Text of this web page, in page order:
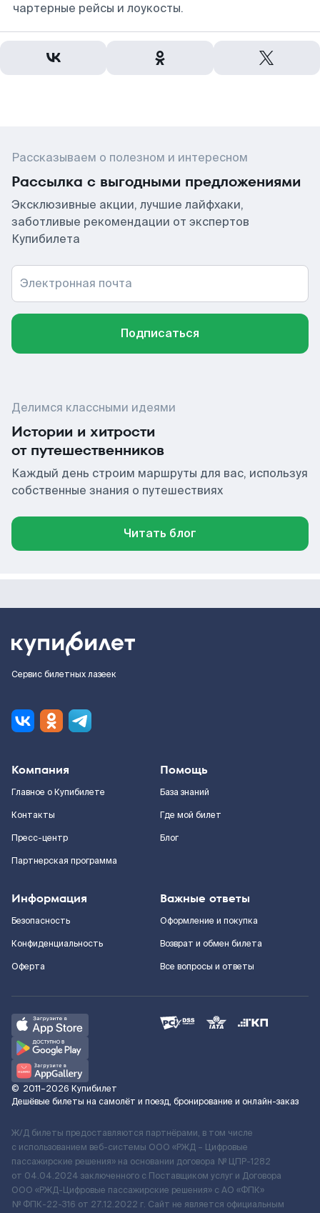
чартерные рейсы и лоукосты.
Рассказываем о полезном и интересном
Рассылка с выгодными предложениями
Эксклюзивные акции, лучшие лайфхаки,
заботливые рекомендации от экспертов
Купибилета
Электронная почта
Подписаться
Делимся классными идеями
Истории и хитрости
от путешественников
Каждый день строим маршруты для вас, используя
собственные знания о путешествиях
Читать блог
Сервис билетных лазеек
Компания
Главное о Купибилете
Контакты
Пресс-центр
Партнерская программа
Помощь
База знаний
Где мой билет
Блог
Информация
Безопасность
Конфиденциальность
Оферта
Важные ответы
Оформление и покупка
Возврат и обмен билета
Все вопросы и ответы
© 2011–2026 Купибилет
Дешёвые билеты на самолёт и поезд, бронирование и онлайн-заказ
Ж/Д билеты предоставляются партнёрами, в том числе
с использованием веб-системы ООО «РЖД – Цифровые
пассажирские решения» на основании договора № ЦПР-1282
от 04.04.2024 заключенного с Поставщиком услуг и Договора
ООО «РЖД-Цифровые пассажирские решения» c АО «ФПК»
№ ФПК-22-316 от 27.12.2022 г. Сайт не является официальным